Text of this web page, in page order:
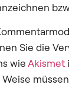
Sie die
wieAkismet